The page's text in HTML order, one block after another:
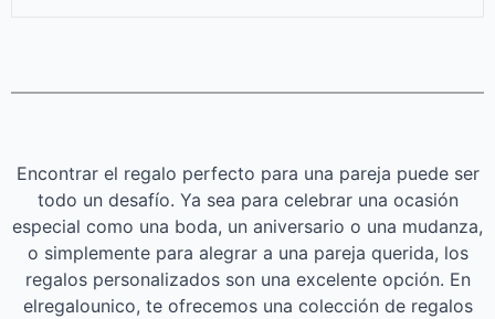
Encontrar el regalo perfecto para una pareja puede ser
todo un desafío. Ya sea para celebrar una ocasión
especial como una boda, un aniversario o una mudanza,
o simplemente para alegrar a una pareja querida, los
regalos personalizados son una excelente opción. En
elregalounico, te ofrecemos una colección de regalos